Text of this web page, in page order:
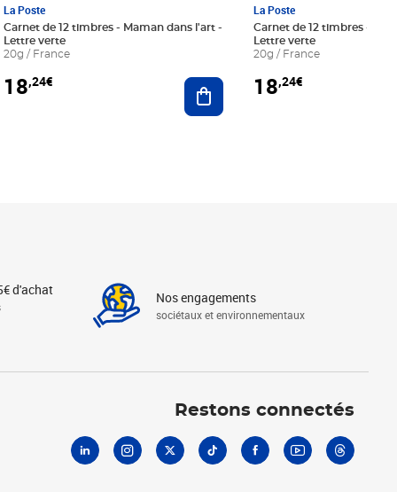
au panier
La Poste
Carnet de 12 timbres - Maman dans l'art -
Lettre verte
20g / France
18,24€ Ajouter au panier
La Poste
Carnet de 12 timbres - Le
Lettre verte
20g / France
18,24€
d'achat Nos engagements
sociétaux et environnementaux
Restons connectés